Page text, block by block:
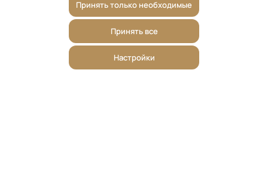
Принять только необходимые
Принять все
Настройки